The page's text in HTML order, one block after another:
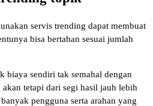
servis trending dapat membuat
bisa bertahan sesuai jumlah
biaya sendiri tak semahal dengan
tetapi dari segi hasil jauh lebih
pengguna serta arahan yang